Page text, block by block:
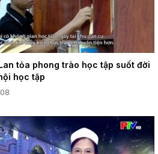
tỏa phong trào học tập suốt đời
học tập